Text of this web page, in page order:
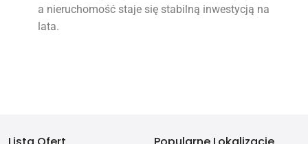
a nieruchomość staje się stabilną inwestycją na
lata.